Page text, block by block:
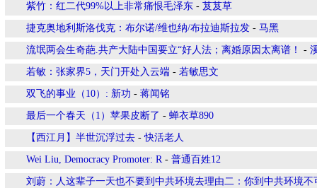
紫竹：红二代99%以上非常痛恨毛泽东 - 芨芨草
捷克奥地利斯洛伐克：布尔诺/维也纳/布拉迪斯拉发 - 马黑
流氓两会生奇葩.共产大陆中国要立“好人法；离婚原因太离谱！ -
若敏：张家界5，天门开处入云端 - 若敏思文
双飞的事业（10）: 新功 - 蒋闻铭
最后一个春天（1）苹果皮断了 - 蝉衣草890
【西江月】半世沉浮过去 -快活老人
Wei Liu, Democracy Promoter: R- 普通百姓12
刘蔚：人这辈子一天也不要到中共环境去理由二：你到中共环境不